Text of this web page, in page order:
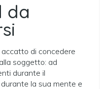
da
di concedere
soggetto: ad
durante il
la sua mente e